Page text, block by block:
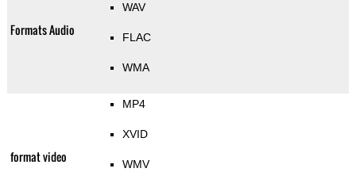
Formats Audio
WAV
FLAC
WMA
format video
MP4
XVID
WMV